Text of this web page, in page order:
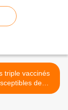
triple vaccinés
de
le Covid-19"